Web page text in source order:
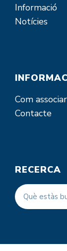
Informació
Notícies
Com
Contacte
RECERCA